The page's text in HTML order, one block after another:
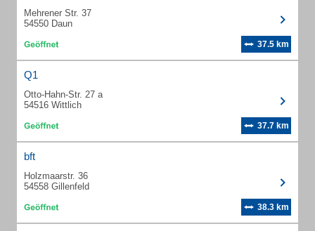
Mehrener Str. 37
54550 Daun
37.5 km
Q1
Otto-Hahn-Str. 27 a
54516 Wittlich
37.7 km
bft
Holzmaarstr. 36
54558 Gillenfeld
38.3 km